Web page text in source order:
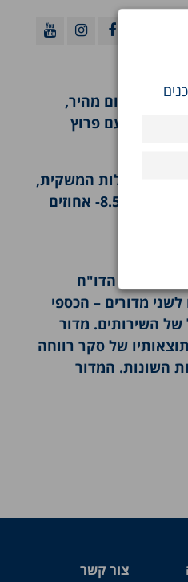
לקידום מהיר,
קשות עם פרוץ
את התחדשות הצמיחה, בסוף 1999, נעכרה עם ההאטה בפעילות המשקית,
אשר הוזנה גם היא על-ידי האירועים הביטחוניים-המדיניים. במישור החברתי נשארה האבטלה ברמה גבוהה של כ8.5- אחוזים
את
של הדו"ח
מדורים – הכספי
השירותים. מדור
של סקר רווחה
השונות. המדור
צור קשר